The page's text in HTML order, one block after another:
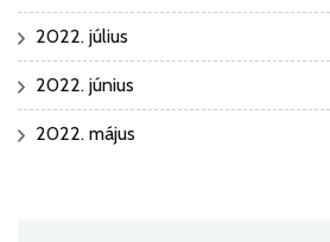
2022. július
2022. június
2022. május